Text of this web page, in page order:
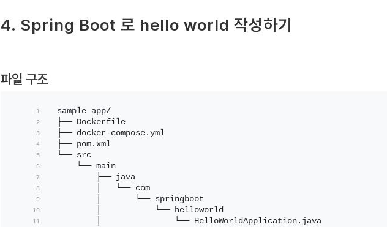
4. Spring Boot 로 hello world 작성하기
파일 구조
sample_app/
├── Dockerfile
├── docker-compose.yml
├── pom.xml
└── src
    └── main
        ├── java
        │   └── com
        │       └── springboot
        │           └── helloworld
        │               └── HelloWorldApplication.java